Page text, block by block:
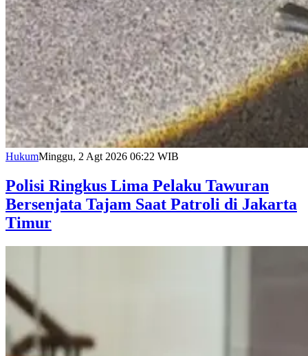
HukumMinggu, 2 Agt 2026 06:22 WIB
Polisi Ringkus Lima Pelaku Tawuran
Bersenjata Tajam Saat Patroli di Jakarta
Timur